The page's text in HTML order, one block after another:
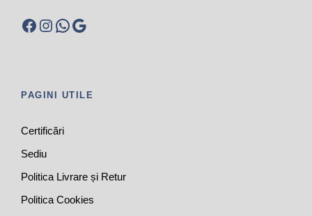
Facebook Instagram WhatsApp Google
PAGINI UTILE
Certificări
Sediu
Politica Livrare și Retur
Politica Cookies